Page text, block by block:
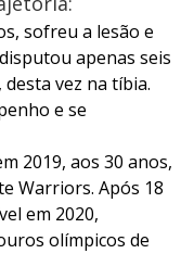
sofreu a lesão e
apenas seis
vez na tíbia.
e se
2019, aos 30 anos,
Warriors. Após 18
em 2020,
olímpicos de